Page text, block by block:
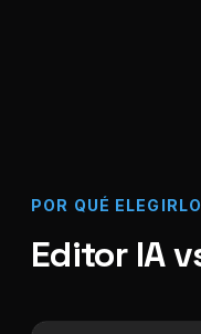
POR QUÉ ELEGIRLO
Editor IA